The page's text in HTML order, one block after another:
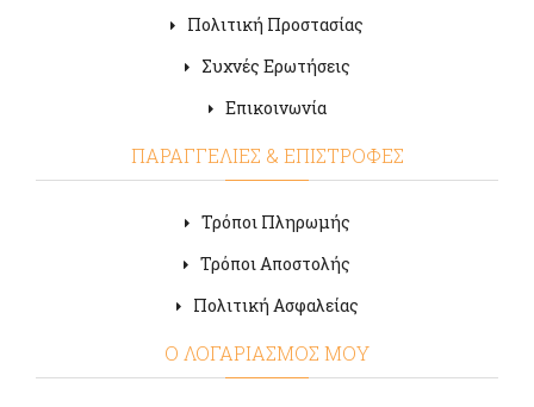
Πολιτική Προστασίας
Συχνές Ερωτήσεις
Επικοινωνία
ΠΑΡΑΓΓΕΛΙΕΣ & ΕΠΙΣΤΡΟΦΕΣ
Τρόποι Πληρωμής
Τρόποι Αποστολής
Πολιτική Ασφαλείας
Ο ΛΟΓΑΡΙΑΣΜΟΣ ΜΟΥ